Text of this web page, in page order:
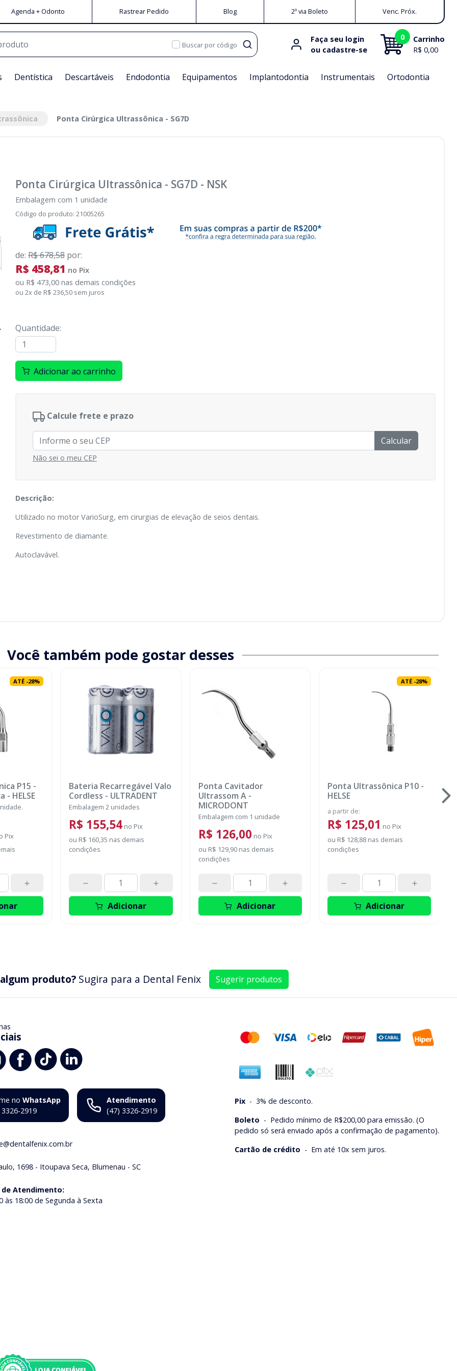
Agenda + Odonto Rastrear Pedido Blog 2º via Boleto Venc. Próx.
Buscar por código
Faça seu login
ou cadastre-se
0
Carrinho
R$ 0,00
Dentística Descartáveis Endodontia Equipamentos Implantodontia Instrumentais Ortodontia
Ponta Cirúrgica Ultrassônica - SG7D
Ponta Cirúrgica Ultrassônica - SG7D - NSK
Embalagem com 1 unidade
Código do produto: 21005265
de: R$ 678,58 por:
R$ 458,81 no Pix
ou R$ 473,00 nas demais condições
ou 2x de R$ 236,50 sem juros
Quantidade:
Adicionar ao carrinho
Calcule frete e prazo
Calcular
Não sei o meu CEP
Descrição:
Utilizado no motor VarioSurg, em cirurgias de elevação de seios dentais.
Revestimento de diamante.
Autoclavável.
Você também pode gostar desses
ATÉ -28%
P15 -
- HELSE
Pix
Bateria Recarregável Valo
Cordless - ULTRADENT
Embalagem 2 unidades
R$ 155,54 no Pix
ou R$ 160,35 nas demais
condições
Adicionar
Ponta Cavitador
Ultrassom A-
MICRODONT
Embalagem com 1 unidade
R$ 126,00 no Pix
ou R$ 129,90nas demais
condições
Adicionar
ATÉ -28%
Ponta Ultrassônica P10-
HELSE
a partir de:
R$ 125,01 no Pix
ou R$ 128,88nas demais
condições
Adicionar
produto? Sugira para a Dental Fenix Sugerir produtos
no WhatsApp
2919
Atendimento
(47) 3326-2919
1698 - Itoupava Seca, Blumenau - SC
Atendimento:
às 18:00 de Segunda à Sexta
Pix - 3% de desconto.
Boleto - Pedido mínimo de R$200,00 para emissão. (O
pedido só será enviado após a confirmação de pagamento).
Cartão de crédito - Em até 10x sem juros.